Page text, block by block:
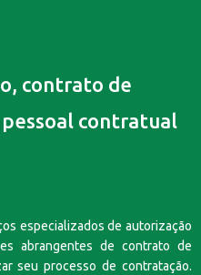
contrato de
contratual
especializados de autorização
abrangentes de contrato de
seu processo de contratação.